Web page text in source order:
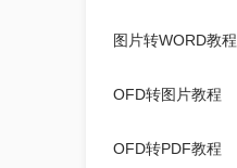
图片转WORD教程
OFD转图片教程
OFD转PDF教程